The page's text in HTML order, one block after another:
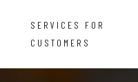
SERVICES FOR
CUSTOMERS